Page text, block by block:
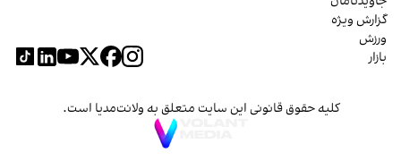
گزارش ویژه
ورزش
بازار
کلیه حقوق قانونی این سایت متعلق به ولانت‌مدیا است.